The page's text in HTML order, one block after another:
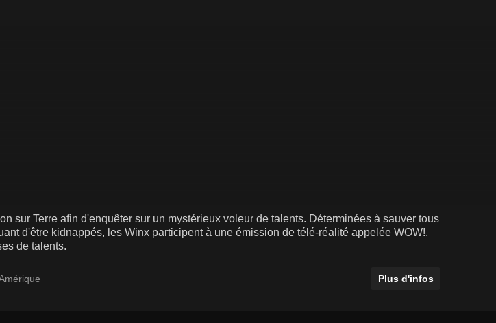
sur Terre afin d'enquêter sur un mystérieux voleur de talents. Déterminées à sauver tous
d'être kidnappés, les Winx participent à une émission de télé-réalité appelée WOW!,
de talents.
Plus d'infos